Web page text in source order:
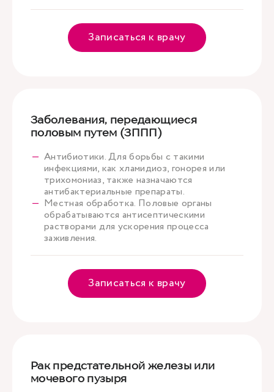
Записаться к врачу
Заболевания, передающиеся
половым путем (ЗППП)
Антибиотики. Для борьбы с такими
инфекциями, как хламидиоз, гонорея или
трихомониаз, также назначаются
антибактериальные препараты.
Местная обработка. Половые органы
обрабатываются антисептическими
растворами для ускорения процесса
заживления.
Записаться к врачу
Рак предстательной железы или
мочевого пузыря